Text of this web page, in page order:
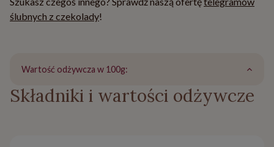
ślubnych z czekolady!
Wartość odżywcza w 100g:
Składniki i wartości odżywcze